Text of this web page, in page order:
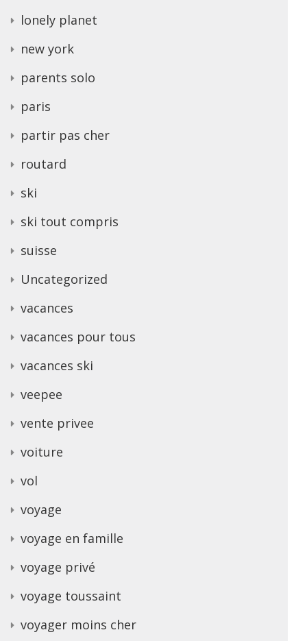
lonely planet
new york
parents solo
paris
partir pas cher
routard
ski
ski tout compris
suisse
Uncategorized
vacances
vacances pour tous
vacances ski
veepee
vente privee
voiture
vol
voyage
voyage en famille
voyage privé
voyage toussaint
voyager moins cher